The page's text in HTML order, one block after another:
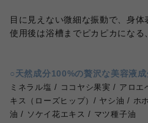
目に見えない微細な振動で、身体
使用後は浴槽までピカピカになる
○天然成分100%の贅沢な美容液成
ミネラル塩 / ココヤシ果実 / アロ
キス（ローズヒップ）/ ヤシ油 / ホ
油 / ソケイ花エキス / マツ種子油